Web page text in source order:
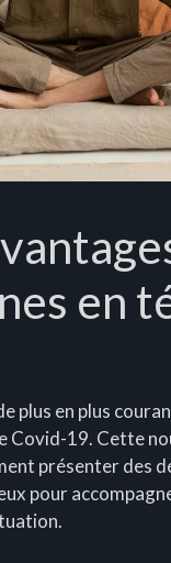
en
plus en plus
Covid-19. Cette
présenter des
pour